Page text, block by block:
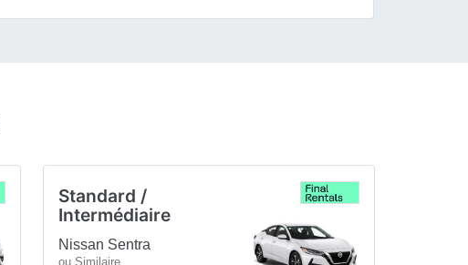
Standard /
Intermédiaire
Nissan Sentra
ou Similaire